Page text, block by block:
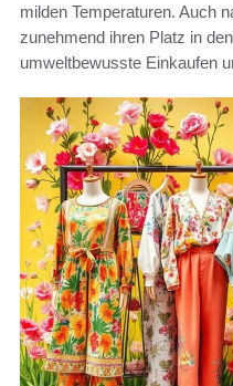
milden Temperaturen. Auch
zunehmend ihren Platz in den
umweltbewusste Einkaufen